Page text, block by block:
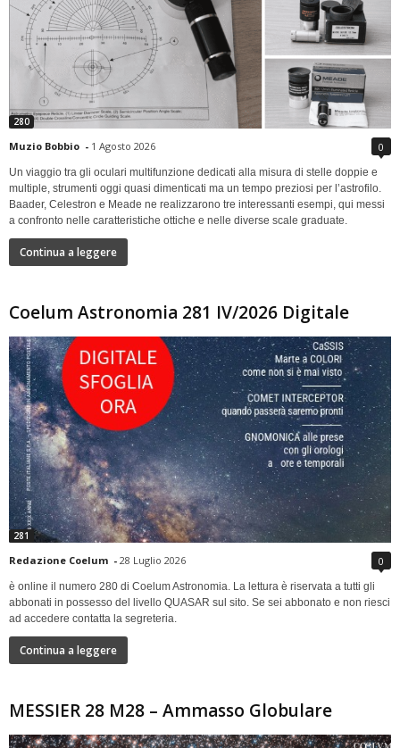
280
Muzio Bobbio - 1 Agosto 2026 0
Un viaggio tra gli oculari multifunzione dedicati alla misura di stelle doppie e
multiple, strumenti oggi quasi dimenticati ma un tempo preziosi per l’astrofilo.
Baader, Celestron e Meade ne realizzarono tre interessanti esempi, qui messi
a confronto nelle caratteristiche ottiche e nelle diverse scale graduate.
Continua a leggere
Coelum Astronomia 281 IV/2026 Digitale
281
Redazione Coelum - 28 Luglio 2026 0
è online il numero 280 di Coelum Astronomia. La lettura è riservata a tutti gli
abbonati in possesso del livello QUASAR sul sito. Se sei abbonato e non riesci
ad accedere contatta la segreteria.
Continua a leggere
MESSIER 28 M28 – Ammasso Globulare